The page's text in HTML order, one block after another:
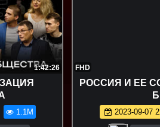
1:42:26
1.1M
FHD
РОССИЯ И ЕЕ
2023-09-07